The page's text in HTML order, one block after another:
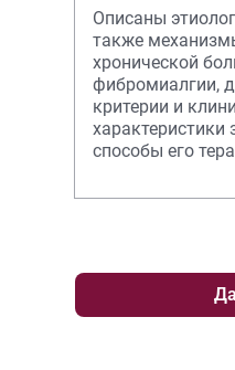
Описаны
также
хронической
фибромиалгии,
критерии и
характеристики
способы его